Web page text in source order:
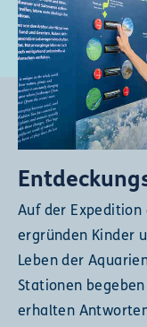
Auf der Expedition
ergründen Kinder
Leben der
Stationen
erhalten